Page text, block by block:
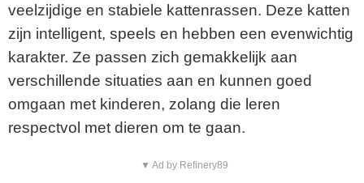
veelzijdige en stabiele kattenrassen. Deze katten
zijn intelligent, speels en hebben een evenwichtig
karakter. Ze passen zich gemakkelijk aan
verschillende situaties aan en kunnen goed
omgaan met kinderen, zolang die leren
respectvol met dieren om te gaan.
▼ Ad by Refinery89